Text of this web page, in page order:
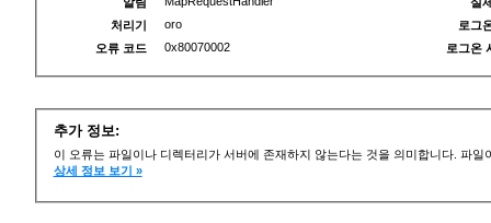
처리기
oro
오류 코드
0x80070002
로그
로그온
추가 정보:
이 오류는 파일이나 디렉터리가 서버에 존재하지 않는다는 것을 의미합니다. 파
상세 정보 보기 »